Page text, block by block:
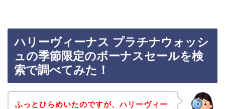
ハリーヴィーナス プラチナウォッシ
ュの季節限定のボーナスセールを検
索で調べてみた！
ふっとひらめいたのですが、ハリーヴィー